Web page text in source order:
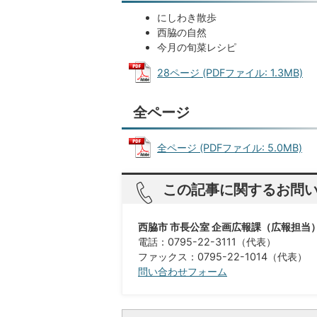
にしわき散歩
西脇の自然
今月の旬菜レシピ
28ページ (PDFファイル: 1.3MB)
全ページ
全ページ (PDFファイル: 5.0MB)
この記事に関するお問
西脇市 市長公室 企画広報課（広報担当）
電話：0795-22-3111（代表）
ファックス：0795-22-1014（代表）
問い合わせフォーム